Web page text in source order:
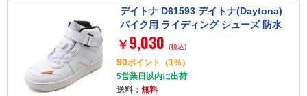
デイトナ D61593 デイトナ(Daytona)
バイク用 ライディング シューズ 防水
ハイカット リール D-WPライディング
シューズ DS-501 ソリッドホワイト 26.
0cm 61593
￥ 9,030 (税込)
90ポイント （1%）
5営業日以内に出荷
送料： 無料